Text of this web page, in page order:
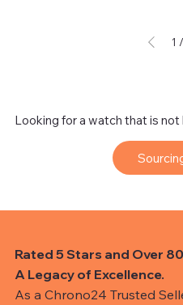
Looking for a watch that is
1 /
Rated 5 Stars and Over
A Legacy of Excellence.
As a Chrono24 Trusted